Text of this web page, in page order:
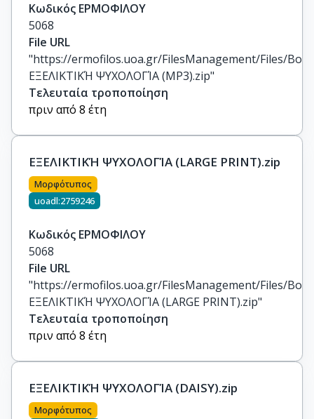
Κωδικός ΕΡΜΟΦΙΛΟΥ
5068
File URL
"https://ermofilos.uoa.gr/FilesManagement/Files/
ΕΞΕΛΙΚΤΙΚΉ ΨΥΧΟΛΟΓΊΑ (MP3).zip"
Τελευταία τροποποίηση
πριν από 8 έτη
ΕΞΕΛΙΚΤΙΚΉ ΨΥΧΟΛΟΓΊΑ (LARGE PRINT).zip
Μορφότυπος
uoadl:2759246
Κωδικός ΕΡΜΟΦΙΛΟΥ
5068
File URL
"https://ermofilos.uoa.gr/FilesManagement/Files/
ΕΞΕΛΙΚΤΙΚΉ ΨΥΧΟΛΟΓΊΑ (LARGE PRINT).zip"
Τελευταία τροποποίηση
πριν από 8 έτη
ΕΞΕΛΙΚΤΙΚΉ ΨΥΧΟΛΟΓΊΑ (DAISY).zip
Μορφότυπος